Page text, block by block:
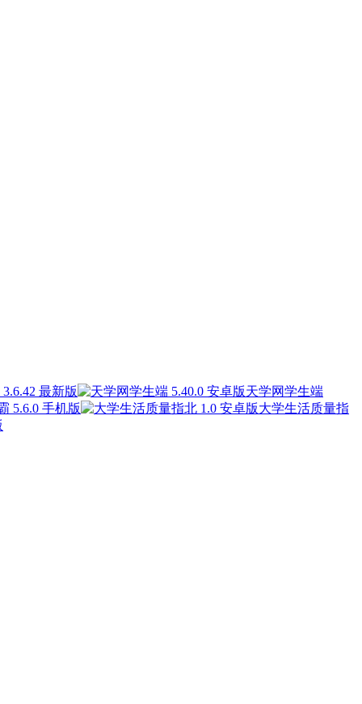
最新版
天学网学生端
5.6.0 手机版
大学生活质量指